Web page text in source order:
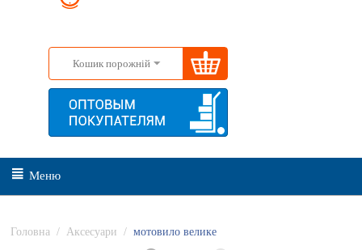
Кошик порожній
Меню
Головна / Аксесуари / мотовило велике